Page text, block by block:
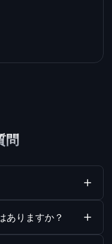
問
ありますか？